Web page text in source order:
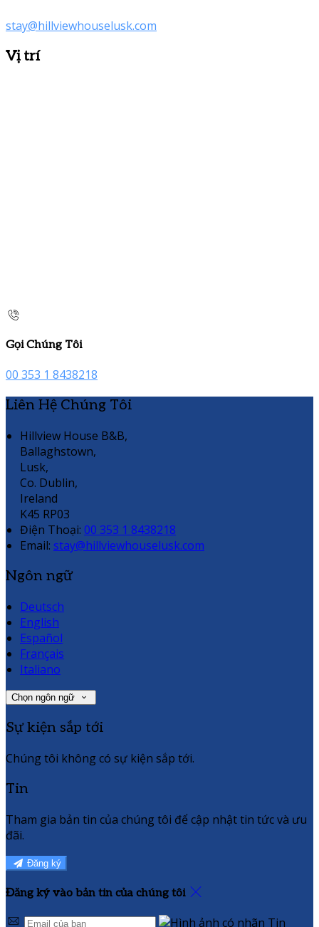
stay@hillviewhouselusk.com
Vị trí
Gọi Chúng Tôi
00 353 1 8438218
Liên Hệ Chúng Tôi
Hillview House B&B,
Ballaghstown,
Lusk,
Co. Dublin,
Ireland
K45 RP03
Điện Thoại: 00 353 1 8438218
Email: stay@hillviewhouselusk.com
Ngôn ngữ
Deutsch
English
Español
Français
Italiano
Chọn ngôn ngữ
Sự kiện sắp tới
Chúng tôi không có sự kiện sắp tới.
Tin
Tham gia bản tin của chúng tôi để cập nhật tin tức và ưu
đãi.
Đăng ký
Đăng ký vào bản tin của chúng tôi